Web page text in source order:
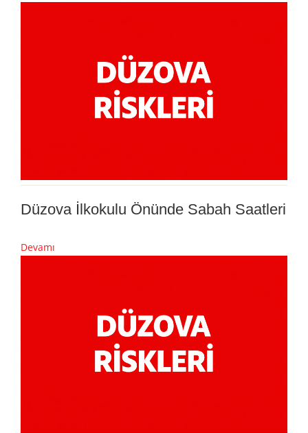
Düzova İlkokulu Önünde Sabah Saatleri
Devamı